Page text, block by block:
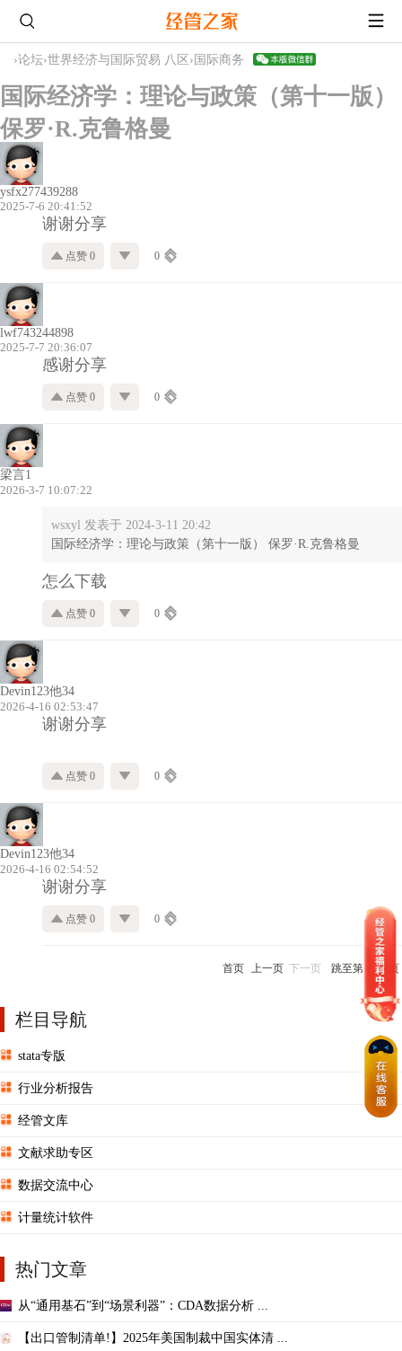
›论坛›世界经济与国际贸易 八区 › 国际商务
国际经济学：理论与政策（第十一版）
保罗·R.克鲁格曼
ysfx277439288
2025-7-6 20:41:52
谢谢分享
点赞 0 0
lwf743244898
2025-7-7 20:36:07
感谢分享
点赞 0 0
梁言1
2026-3-7 10:07:22
wsxyl 发表于 2024-3-11 20:42
国际经济学：理论与政策（第十一版） 保罗·R.克鲁格曼
怎么下载
点赞 0 0
Devin123他34
2026-4-16 02:53:47
谢谢分享
点赞 0 0
Devin123他34
2026-4-16 02:54:52
谢谢分享
点赞 0 0
首页 上一页 下一页 跳至第 页
栏目导航
stata专版
行业分析报告
经管文库
文献求助专区
数据交流中心
计量统计软件
热门文章
从“通用基石”到“场景利器”：CDA数据分析 ...
【出口管制清单!】2025年美国制裁中国实体清 ...